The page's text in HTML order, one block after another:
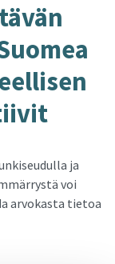
ja
voi
arvokasta tietoa